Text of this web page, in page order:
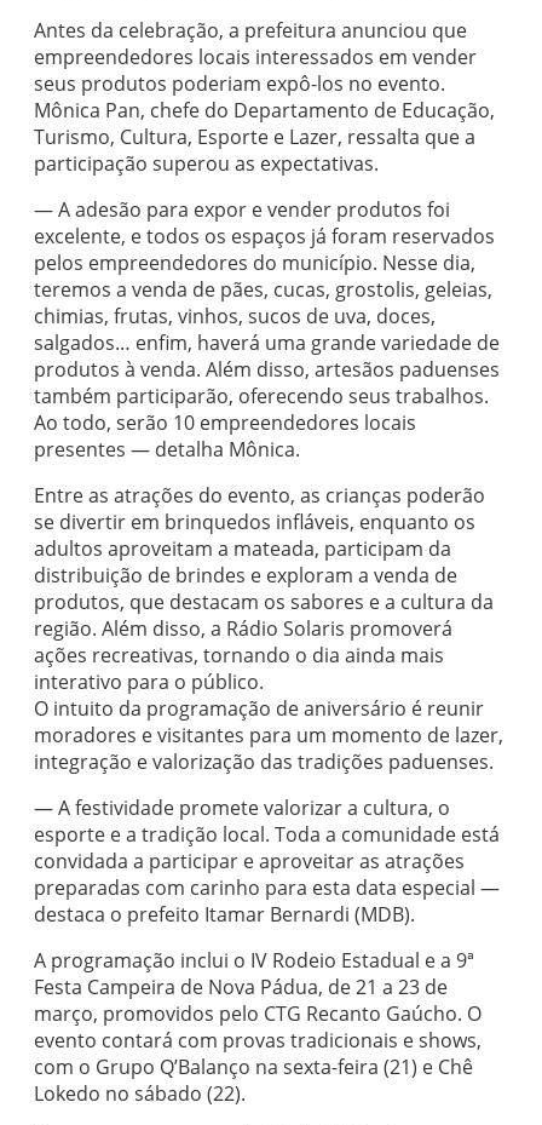
Antes da celebração, a prefeitura anunciou que
empreendedores locais interessados em vender
seus produtos poderiam expô-los no evento.
Mônica Pan, chefe do Departamento de Educação,
Turismo, Cultura, Esporte e Lazer, ressalta que a
participação superou as expectativas.
— A adesão para expor e vender produtos foi
excelente, e todos os espaços já foram reservados
pelos empreendedores do município. Nesse dia,
teremos a venda de pães, cucas, grostolis, geleias,
chimias, frutas, vinhos, sucos de uva, doces,
salgados… enfim, haverá uma grande variedade de
produtos à venda. Além disso, artesãos paduenses
também participarão, oferecendo seus trabalhos.
Ao todo, serão 10 empreendedores locais
presentes — detalha Mônica.
Entre as atrações do evento, as crianças poderão
se divertir em brinquedos infláveis, enquanto os
adultos aproveitam a mateada, participam da
distribuição de brindes e exploram a venda de
produtos, que destacam os sabores e a cultura da
região. Além disso, a Rádio Solaris promoverá
ações recreativas, tornando o dia ainda mais
interativo para o público.
O intuito da programação de aniversário é reunir
moradores e visitantes para um momento de lazer,
integração e valorização das tradições paduenses.
— A festividade promete valorizar a cultura, o
esporte e a tradição local. Toda a comunidade está
convidada a participar e aproveitar as atrações
preparadas com carinho para esta data especial —
destaca o prefeito Itamar Bernardi (MDB).
A programação inclui o IV Rodeio Estadual e a 9ª
Festa Campeira de Nova Pádua, de 21 a 23 de
março, promovidos pelo CTG Recanto Gaúcho. O
evento contará com provas tradicionais e shows,
com o Grupo Q’Balanço na sexta-feira (21) e Chê
Lokedo no sábado (22).